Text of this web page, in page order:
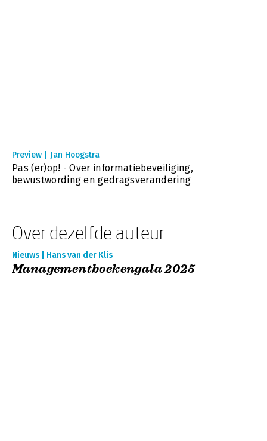
Preview | Jan Hoogstra
Pas (er)op! - Over informatiebeveiliging,
bewustwording en gedragsverandering
Over dezelfde auteur
Nieuws | Hans van der Klis
Managementboekengala 2025